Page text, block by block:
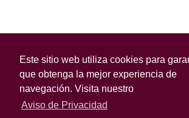
Este sitio web utiliza cookies para
que obtenga la mejor experiencia de
navegación. Visita nuestro
Aviso de Privacidad